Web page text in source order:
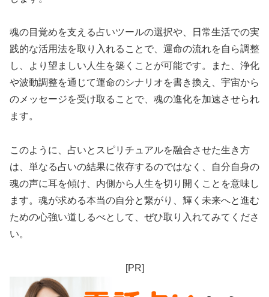
魂の目覚めを支える占いツールの選択や、日常生活での実
践的な活用法を取り入れることで、運命の流れを自ら調整
し、より望ましい人生を築くことが可能です。また、浄化
や波動調整を通じて運命のシナリオを書き換え、宇宙から
のメッセージを受け取ることで、魂の進化を加速させられ
ます。
このように、占いとスピリチュアルを融合させた生き方
は、単なる占いの結果に依存するのではなく、自分自身の
魂の声に耳を傾け、内側から人生を切り開くことを意味し
ます。魂が求める本当の自分と繋がり、輝く未来へと進む
ための心強い道しるべとして、ぜひ取り入れてみてくださ
い。
[PR]